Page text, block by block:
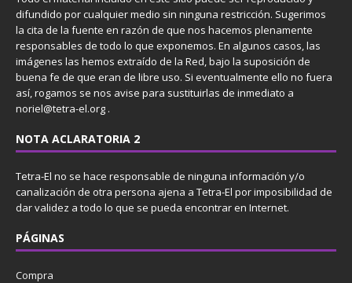
difundido por cualquier medio sin ninguna restricción. Sugerimos
la cita de la fuente en razón de que nos hacemos plenamente
responsables de todo lo que exponemos. En algunos casos, las
imágenes las hemos extraído de la Red, bajo la suposición de
buena fe de que eran de libre uso. Si eventualmente ello no fuera
así, rogamos se nos avise para sustituirlas de inmediato a
noriel@tetra-el.org .
NOTA ACLARATORIA 2
Tetra-El no se hace responsable de ninguna información y/o
canalización de otra persona ajena a Tetra-El por imposibilidad de
dar validez a todo lo que se pueda encontrar en Internet.
PÁGINAS
Compra